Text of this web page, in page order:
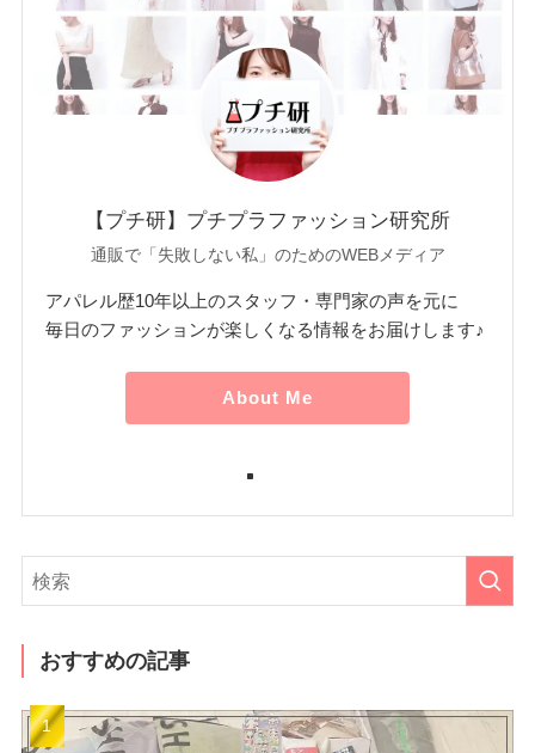
【プチ研】プチプラファッション研究所
通販で「失敗しない私」のためのWEBメディア
アパレル歴10年以上のスタッフ・専門家の声を元に
毎日のファッションが楽しくなる情報をお届けします♪
About Me
おすすめの記事